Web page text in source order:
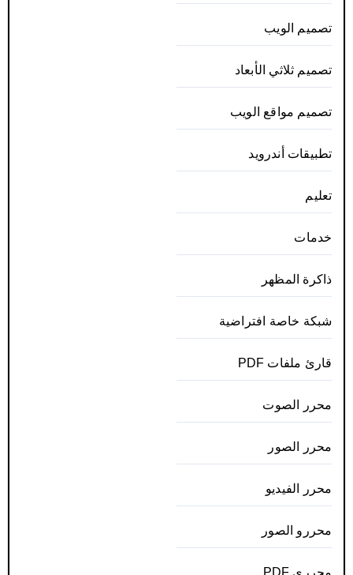
تصميم الويب
تصميم ثلاثي الأبعاد
تصميم مواقع الويب
تطبيقات أندرويد
تعليم
خدمات
ذاكرة المظهر
شبكة خاصة افتراضية
قارئ ملفات PDF
محرر الصوت
محرر الصور
محرر الفيديو
محررو الصور
محرري PDF